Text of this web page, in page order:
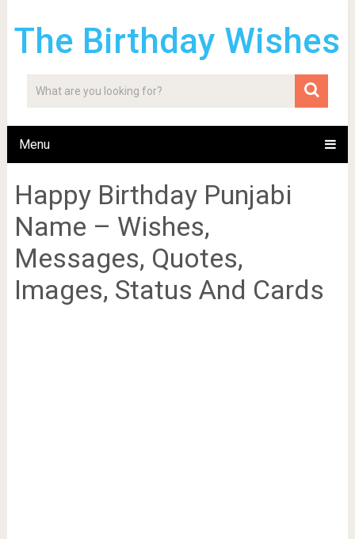
The Birthday Wishes
Menu
Happy Birthday Punjabi
Name – Wishes,
Messages, Quotes,
Images, Status And Cards